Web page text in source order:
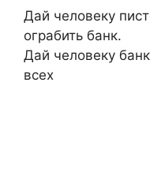
Дай человеку
ограбить банк.
Дай человеку
всех